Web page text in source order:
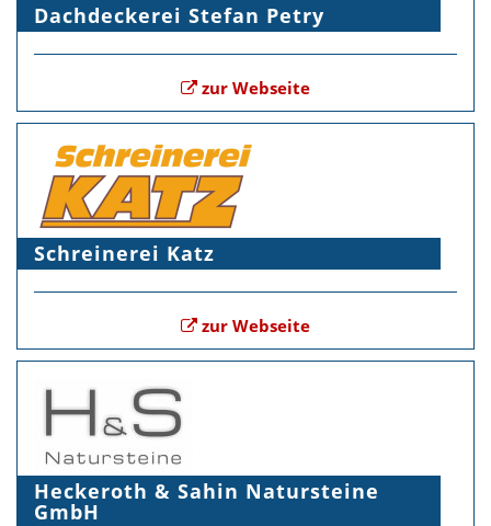
Dachdeckerei Stefan Petry
zur Webseite
Schreinerei Katz
zur Webseite
Heckeroth & Sahin Natursteine
GmbH